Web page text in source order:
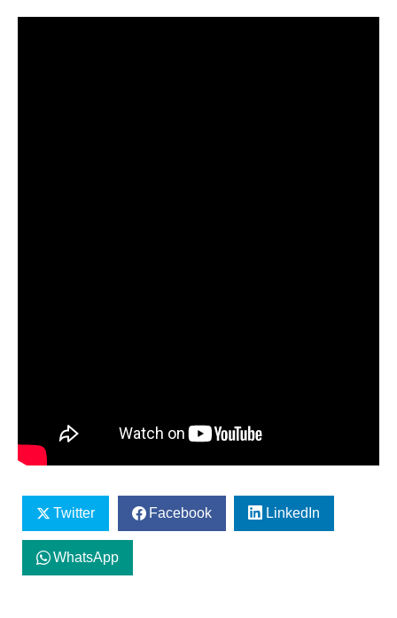
Twitter Facebook LinkedIn
WhatsApp